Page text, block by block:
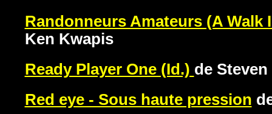
Randonneurs Amateurs (A Walk
Ken Kwapis
Ready Player One (Id.) de
Red eye - Sous haute pression